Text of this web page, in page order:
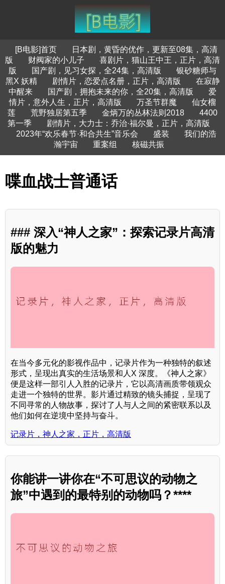
[B电影]首页
日本剧，黄昏的优作，更新至08集，高清
版
财阀家的小儿子
喜剧片，猫山王中王，正片，高清
版
国产剧，见习女探，全24集，高清版
银砂糖师与
黑X 妖精
剧情片，恋爱点名册，正片，高清版
在寂静
中醒来
国产剧，拥抱未来的你，全20集，高清版
爱
情片，意外人生，正片，高清版
万圣节群魔
仙女榴
莲
荒野独居第五季 金炳万的丛林法则2018
4400
第一季
剧情片，大力士：乔治·福尔曼，正片，高清版
2023年“欢乐春节·和合共生”音乐会
盛装
我们的浩
瀚宇宙
重案组 核磁共振
喋血战士普通话
### 深入“神人之家”：探索记录片高清
版的魅力
在当今多元化的影视作品中，记录片作为一种独特的叙述
形式，呈现出真实的生活场景和人X 深度。《神人之家》
便是这样一部引人入胜的记录片，它以高清画质带领观众
走进一个独特的世界。影片通过精致的镜头捕捉，呈现了
不同寻常的人物故事，探讨了人与人之间的紧密联系以及
他们如何在逆境中坚持与奋斗。
记录片，神人之家，正片，高清版
你能讲一讲你在“不可思议的动物之
旅”中遇到的最特别的动物吗？****